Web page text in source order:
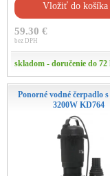
Vložiť do košíka
59.30 €
bez DPH
skladom - doručenie do
Ponorné vodné čerpadlo
3200W KD764